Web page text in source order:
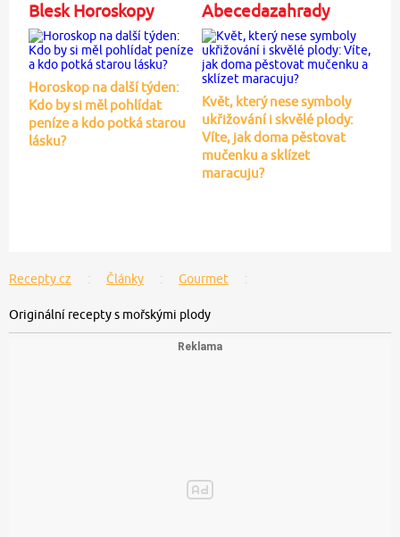
Blesk Horoskopy
Horoskop na další týden:
Kdo by si měl pohlídat
peníze a kdo potká starou
lásku?
Abecedazahrady
Květ, který nese symboly
ukřižování i skvělé plody:
Víte, jak doma pěstovat
mučenku a sklízet
maracuju?
Recepty.cz Články Gourmet
Originální recepty s mořskými plody